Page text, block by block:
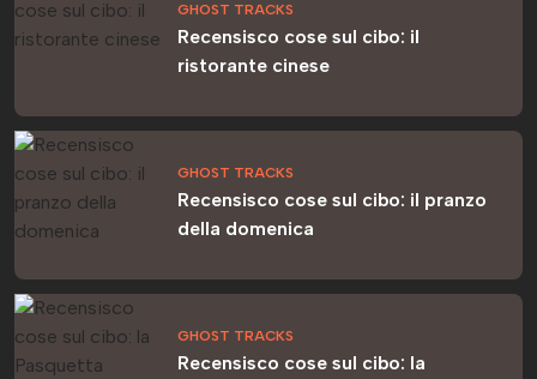
GHOST TRACKS
Recensisco cose sul cibo: il
ristorante cinese
GHOST TRACKS
Recensisco cose sul cibo: il pranzo
della domenica
GHOST TRACKS
Recensisco cose sul cibo: la